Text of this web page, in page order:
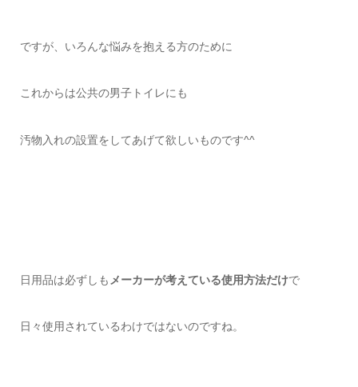
ですが、いろんな悩みを抱える方のために
これからは公共の男子トイレにも
汚物入れの設置をしてあげて欲しいものです^^
日用品は必ずしも メーカーが考えている使用方法だけで
日々使用されているわけではないのですね。